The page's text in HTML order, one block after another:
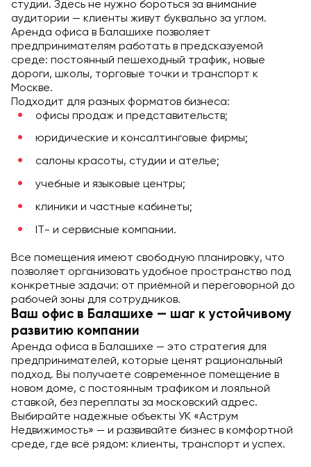
студии. Здесь не нужно бороться за внимание
аудитории — клиенты живут буквально за углом.
Аренда офиса в Балашихе позволяет
предпринимателям работать в предсказуемой
среде: постоянный пешеходный трафик, новые
дороги, школы, торговые точки и транспорт к
Москве.
Подходит для разных форматов бизнеса:
офисы продаж и представительств;
юридические и консалтинговые фирмы;
салоны красоты, студии и ателье;
учебные и языковые центры;
клиники и частные кабинеты;
IT- и сервисные компании.
Все помещения имеют свободную планировку, что
позволяет организовать удобное пространство под
конкретные задачи: от приёмной и переговорной до
рабочей зоны для сотрудников.
Ваш офис в Балашихе — шаг к устойчивому
развитию компании
Аренда офиса в Балашихе — это стратегия для
предпринимателей, которые ценят рациональный
подход. Вы получаете современное помещение в
новом доме, с постоянным трафиком и лояльной
ставкой, без переплаты за московский адрес.
Выбирайте надежные объекты УК «Аструм
Недвижимость» — и развивайте бизнес в комфортной
среде, где всё рядом: клиенты, транспорт и успех.